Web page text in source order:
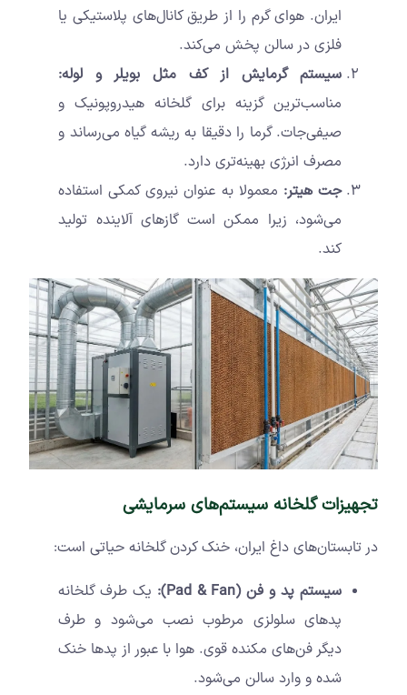
ایران. هوای گرم را از طریق کانال‌های پلاستیکی یا
فلزی در سالن پخش می‌کند.
سیستم گرمایش از کف مثل بویلر و لوله:
مناسب‌ترین گزینه برای گلخانه هیدروپونیک و
صیفی‌جات. گرما را دقیقا به ریشه گیاه می‌رساند و
مصرف انرژی بهینه‌تری دارد.
جت هیتر: معمولا به عنوان نیروی کمکی استفاده
می‌شود، زیرا ممکن است گازهای آلاینده تولید
کند.
تجهیزات گلخانه سیستم‌های سرمایشی
در تابستان‌های داغ ایران، خنک کردن گلخانه حیاتی است:
سیستم پد و فن (Pad & Fan
): یک طرف گلخانه
پدهای سلولزی مرطوب نصب می‌شود و طرف
دیگر فن‌های مکنده قوی. هوا با عبور از پدها خنک
شده و وارد سالن می‌شود.